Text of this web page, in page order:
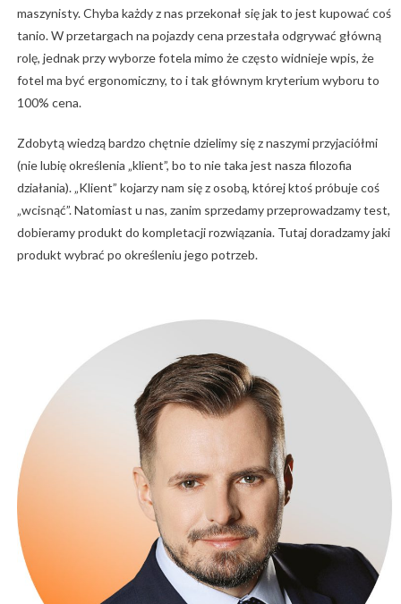
maszynisty. Chyba każdy z nas przekonał się jak to jest kupować coś
tanio. W przetargach na pojazdy cena przestała odgrywać główną
rolę, jednak przy wyborze fotela mimo że często widnieje wpis, że
fotel ma być ergonomiczny, to i tak głównym kryterium wyboru to
100% cena.
Zdobytą wiedzą bardzo chętnie dzielimy się z naszymi przyjaciółmi
(nie lubię określenia „klient”, bo to nie taka jest nasza filozofia
działania). „Klient” kojarzy nam się z osobą, której ktoś próbuje coś
„wcisnąć”. Natomiast u nas, zanim sprzedamy przeprowadzamy test,
dobieramy produkt do kompletacji rozwiązania. Tutaj doradzamy jaki
produkt wybrać po określeniu jego potrzeb.